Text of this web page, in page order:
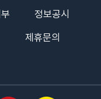
정보공시
제휴문의